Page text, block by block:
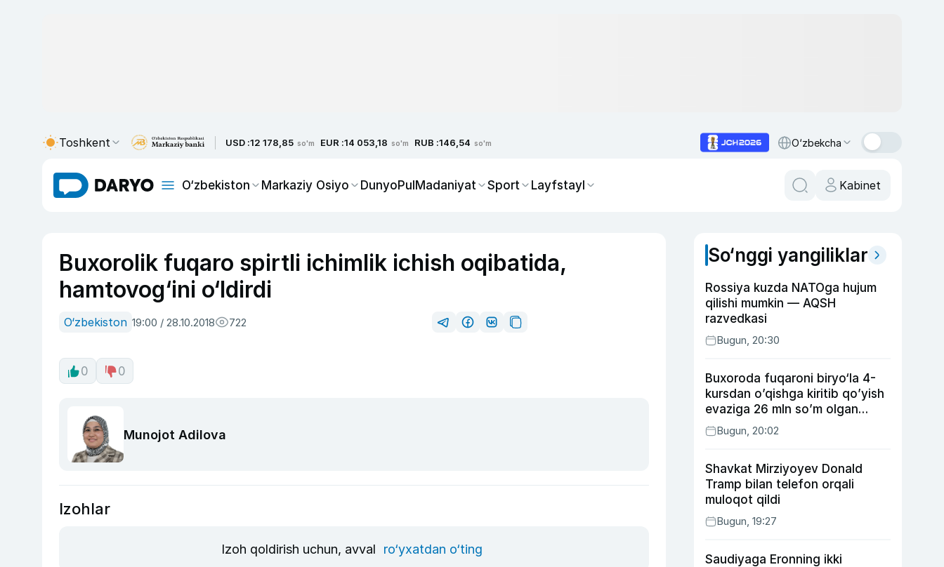
Toshkent USD :12 178,85 so'm EUR :14 053,18 so'm RUB :146,54 so'm O‘zbekcha
O‘zbekiston Markaziy Osiyo DunyoPulMadaniyat Sport Layfstayl Kabinet
Buxorolik fuqaro spirtli ichimlik ichish oqibatida,
hamtovog‘ini o‘ldirdi
O‘zbekiston 19:00 / 28.10.2018 722
0 0
Munojot Adilova
Izohlar
Izoh qoldirish uchun, avval ro‘yxatdan o‘ting
So‘nggi yangiliklar
Rossiya kuzda NATOga hujum
qilishi mumkin — AQSH
razvedkasi
Bugun, 20:30
Buxoroda fuqaroni biryo‘la 4-
kursdan o’qishga kiritib qo’yish
evaziga 26 mln so’m olgan
shaxs ushlandi
Bugun, 20:02
Shavkat Mirziyoyev Donald
Tramp bilan telefon orqali
muloqot qildi
Bugun, 19:27
Saudiyaga Eronning ikki